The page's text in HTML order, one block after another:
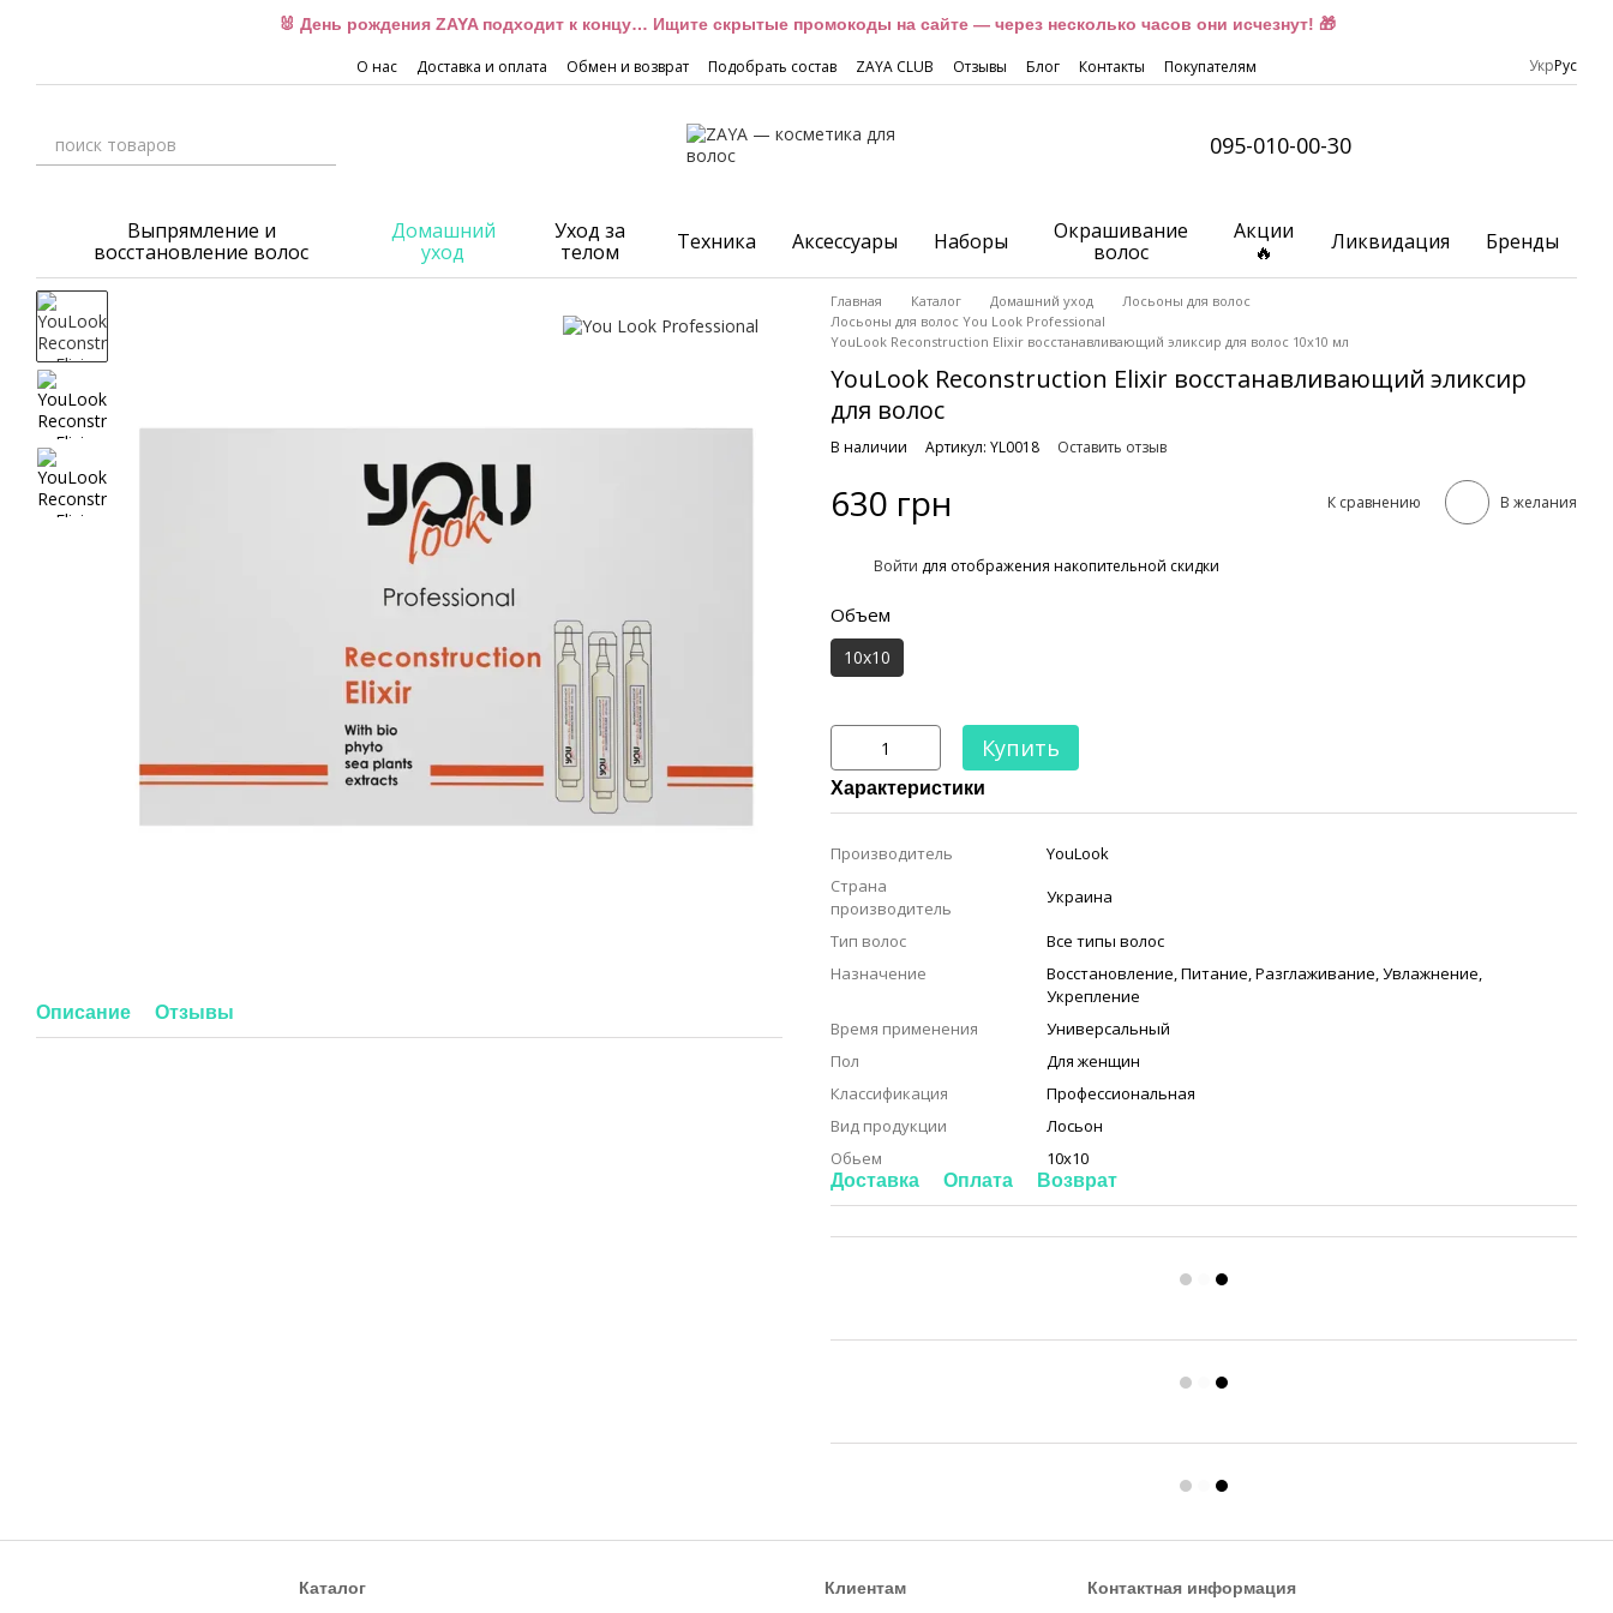
🐰 День рождения ZAYA подходит к концу… Ищите скрытые промокоды на сайте — через несколько часов они исчезнут! 🎁
О нас Доставка и оплата Обмен и возврат Подобрать состав ZAYA CLUB Отзывы Блог Контакты Покупателям УкрРус
095-010-00-30
Выпрямление и
восстановление волос
Домашний
уход
Уход за
телом
Техника Аксессуары Наборы
Окрашивание
волос
Акции
🔥
Ликвидация Бренды
Описание Отзывы
Главная Каталог Домашний уход
Лосьоны для волос
Лосьоны для волос You Look Professional
YouLook Reconstruction Elixir восстанавливающий эликсир для волос 10x10 мл
YouLook Reconstruction Elixir восстанавливающий эликсир
для волос
В наличии Артикул: YL0018 Оставить отзыв
630 грн К сравнению В желания
Войти для отображения накопительной скидки
Объем
10x10
Купить
Характеристики
Производитель
YouLook
Страна
производитель
Украина
Тип волос
Все типы волос
Назначение
Восстановление,Питание,Разглаживание,Увлажнение,
Укрепление
Время применения
Универсальный
Пол
Для женщин
Классификация
Профессиональная
Вид продукции
Лосьон
Обьем
10x10
Доставка Оплата Возврат
Каталог Клиентам Контактная информация